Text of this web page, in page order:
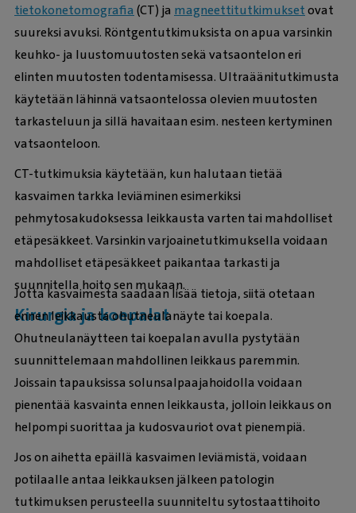
tietokonetomografia (CT) ja magneettitutkimuksetovat
suureksi avuksi. Röntgentutkimuksista on apua varsinkin
keuhko- ja luustomuutosten sekä vatsaontelon eri
elinten muutosten todentamisessa. Ultraäänitutkimusta
käytetään lähinnä vatsaontelossa olevien muutosten
tarkasteluun ja sillä havaitaan esim. nesteen kertyminen
vatsaonteloon.
CT-tutkimuksia käytetään, kun halutaan tietää
kasvaimen tarkka leviäminen esimerkiksi
pehmytosakudoksessa leikkausta varten tai mahdolliset
etäpesäkkeet. Varsinkin varjoainetutkimuksella voidaan
mahdolliset etäpesäkkeet paikantaa tarkasti ja
suunnitella hoito sen mukaan.
Kirurgia ja koepalat
Jotta kasvaimesta saadaan lisää tietoja, siitä otetaan
ennen leikkausta ohutneulanäyte tai koepala.
Ohutneulanäytteen tai koepalan avulla pystytään
suunnittelemaan mahdollinen leikkaus paremmin.
Joissain tapauksissa solunsalpaajahoidolla voidaan
pienentää kasvainta ennen leikkausta, jolloin leikkaus on
helpompi suorittaa ja kudosvauriot ovat pienempiä.
Jos on aihetta epäillä kasvaimen leviämistä, voidaan
potilaalle antaa leikkauksen jälkeen patologin
tutkimuksen perusteella suunniteltu sytostaattihoito